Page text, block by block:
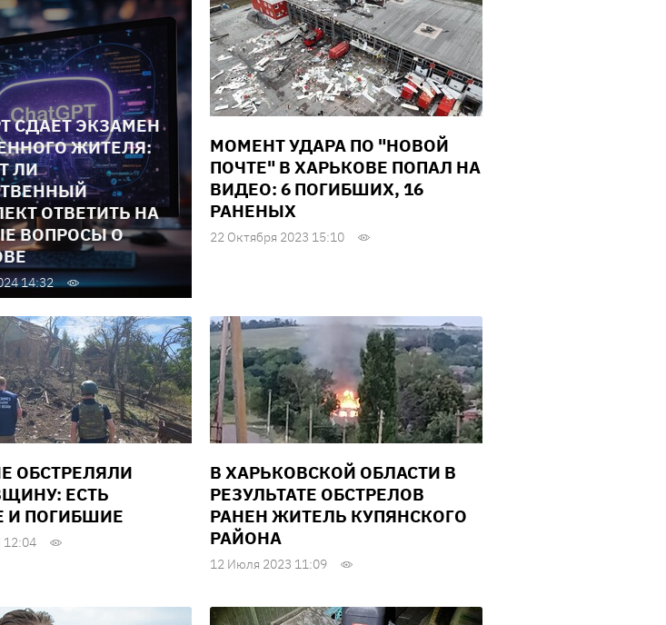
СДАЕТ ЭКЗАМЕН
ЖИТЕЛЯ:
ЛИ
ОТВЕТИТЬ НА
ВОПРОСЫ О
14:32
МОМЕНТ УДАРА ПО "НОВОЙ
ПОЧТЕ" В ХАРЬКОВЕ ПОПАЛ НА
ВИДЕО: 6 ПОГИБШИХ, 16
РАНЕНЫХ
22 Октября 2023 15:10
ОБСТРЕЛЯЛИ
ЕСТЬ
И ПОГИБШИЕ
12:04
В ХАРЬКОВСКОЙ ОБЛАСТИ В
РЕЗУЛЬТАТЕ ОБСТРЕЛОВ
РАНЕН ЖИТЕЛЬ КУПЯНСКОГО
РАЙОНА
12 Июля 2023 11:09